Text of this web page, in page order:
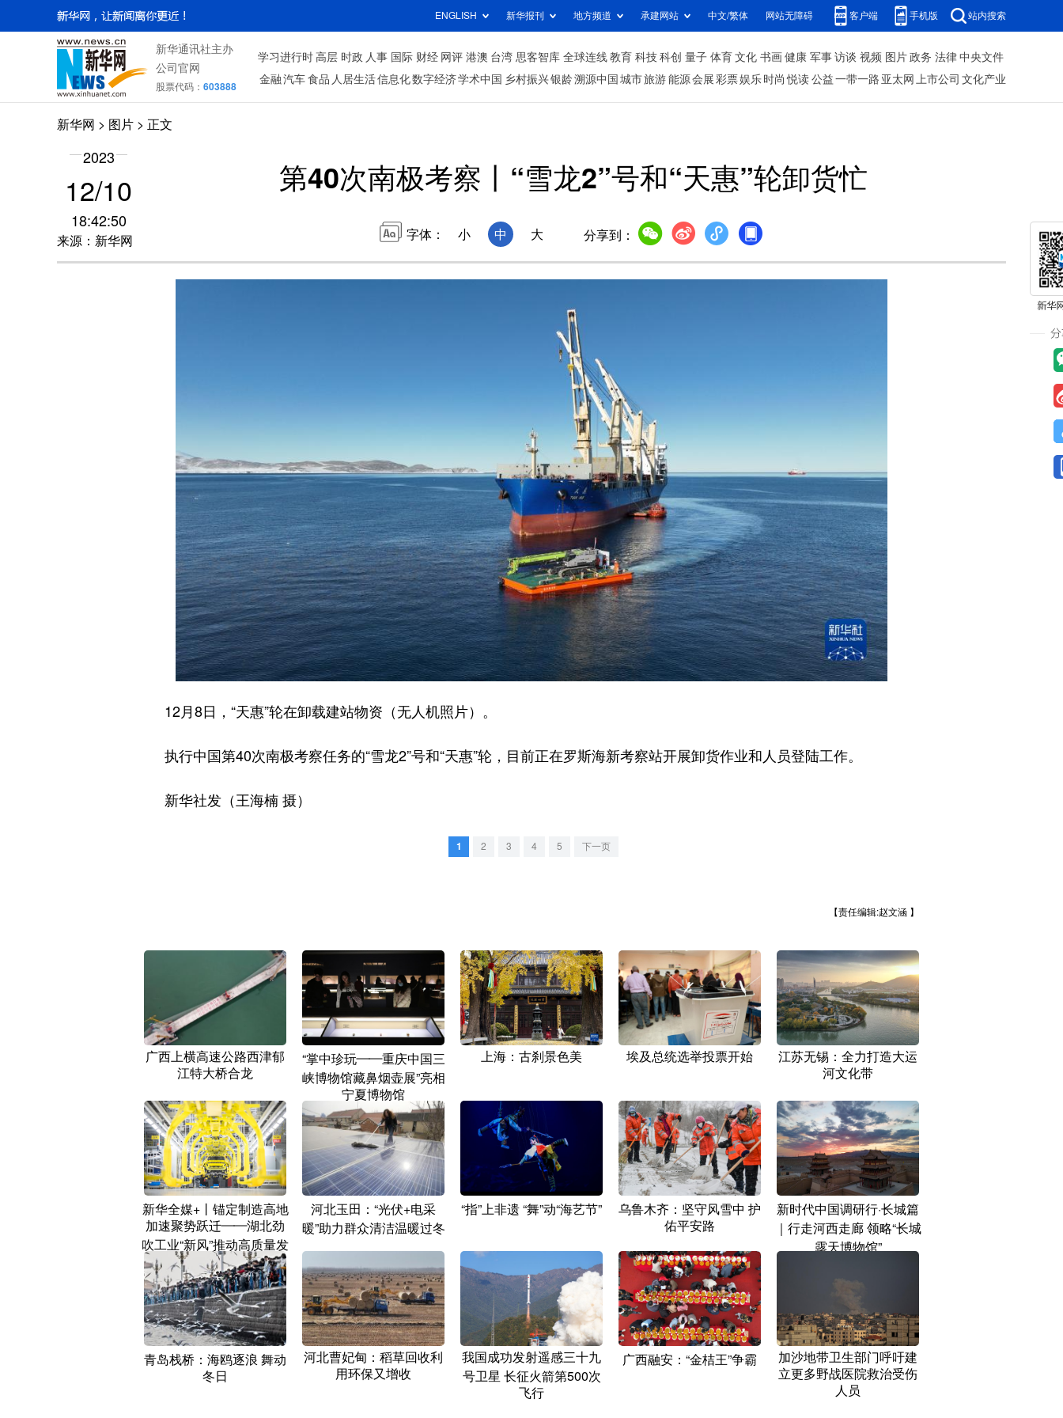
ENGLISH 新华报刊 地方频道 承建网站 中文/繁体 网站无障碍 客户端 手机版 站内搜索
新华通讯社主办
公司官网
股票代码： 603888
学习进行时 高层 时政 人事 国际 财经 网评 港澳 台湾 思客智库 全球连线 教育 科技 科创 量子 体育 文化 书画 健康 军事 访谈 视频 图片 政务 法律 中央文件
金融 汽车 食品 人居生活信息化数字经济学术中国 乡村振兴银龄溯源中国 城市旅游 能源 会展 彩票娱乐 时尚 悦读 公益 一带一路 亚太网 上市公司 文化产业
新华网 > 图片 > 正文
2023
12/10
18:42:50
来源：新华网
第40次南极考察丨“雪龙2”号和“天惠”轮卸货忙
字体： 小 中 大 分享到：
12月8日，“天惠”轮在卸载建站物资（无人机照片）。
执行中国第40次南极考察任务的“雪龙2”号和“天惠”轮，目前正在罗斯海新考察站开展卸货作业和人员登陆工作。
新华社发（王海楠 摄）
1 2 3 4 5 下一页
【责任编辑:赵文涵 】
广西上横高速公路西津郁
江特大桥合龙
“掌中珍玩——重庆中国三
峡博物馆藏鼻烟壶展”亮相
宁夏博物馆
上海：古刹景色美 埃及总统选举投票开始
江苏无锡：全力打造大运
河文化带
新华全媒+丨锚定制造高地
加速聚势跃迁——湖北劲
吹工业“新风”推动高质量发
展
河北玉田：“光伏+电采
暖”助力群众清洁温暖过冬
“指”上非遗 “舞”动“海艺节”
乌鲁木齐：坚守风雪中 护
佑平安路
新时代中国调研行·长城篇
｜行走河西走廊 领略“长城
露天博物馆”
青岛栈桥：海鸥逐浪 舞动
冬日
河北曹妃甸：稻草回收利
用环保又增收
我国成功发射遥感三十九
号卫星 长征火箭第500次
飞行
广西融安：“金桔王”争霸
加沙地带卫生部门呼吁建
立更多野战医院救治受伤
人员